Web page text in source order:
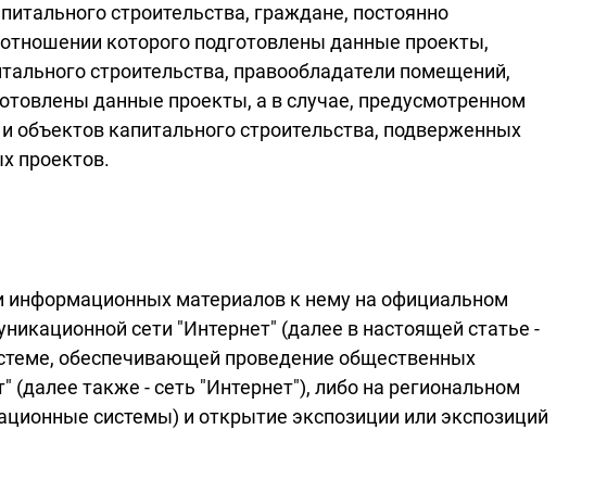
строительства, граждане, постоянно
которого подготовлены данные проекты,
строительства, правообладатели помещений,
данные проекты, а в случае, предусмотренном
капитального строительства, подверженных
проектов.
материалов к нему на официальном
сети "Интернет" (далее в настоящей статье -
обеспечивающей проведение общественных
также - сеть "Интернет"), либо на региональном
системы) и открытие экспозиции или экспозиций